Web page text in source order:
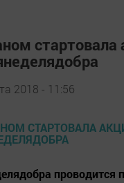
стартовала
2018 - 11:56
проводится